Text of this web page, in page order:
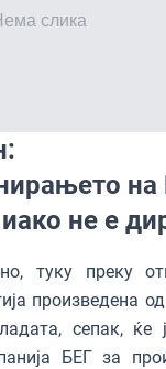
на
не е
туку преку
произведена
сепак, ќе
БЕГ за